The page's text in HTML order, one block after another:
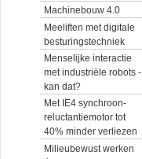
Machinebouw 4.0
Meeliften met digitale
besturingstechniek
Menselijke interactie
met industriële robots -
kan dat?
Met IE4 synchroon-
reluctantiemotor tot
40% minder verliezen
Milieubewust werken